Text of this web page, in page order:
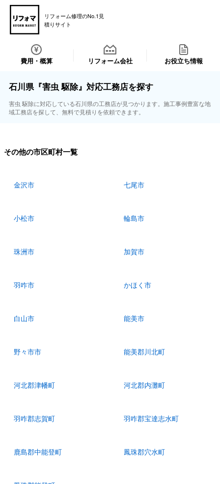
リフォーム修理のNo.1見
積りサイト
費用・概算 リフォーム会社 お役立ち情報
石川県『害虫 駆除』対応工務店を探す
害虫 駆除に対応している石川県の工務店が見つかります。施工事例豊富な地
域工務店を探して、無料で見積りを依頼できます。
その他の市区町村一覧
金沢市 七尾市
小松市 輪島市
珠洲市 加賀市
羽咋市 かほく市
白山市 能美市
野々市市 能美郡川北町
河北郡津幡町 河北郡内灘町
羽咋郡志賀町 羽咋郡宝達志水町
鹿島郡中能登町 鳳珠郡穴水町